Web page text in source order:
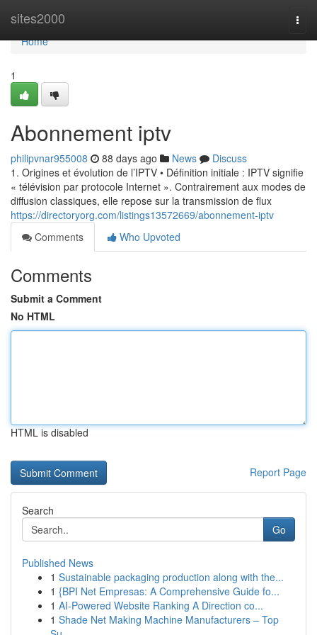
sites2000
Home
Home
1
Abonnement iptv
philipvnar955008 88 days ago News
Discuss
1. Origines et évolution de l’IPTV • Définition initiale : IPTV signifie
« télévision par protocole Internet ». Contrairement aux modes de
diffusion classiques, elle repose sur la transmission de flux
https://directoryorg.com/listings13572669/abonnement-iptv
Comments
Who Upvoted
Comments
Submit a Comment
No HTML
HTML is disabled
Report Page
Search
Go
Published News
1 Sustainable packaging production along with the...
1 {BPI Net Empresas: A Comprehensive Guide fo...
1 AI-Powered Website Ranking A Direction co...
1 Shade Net Making Machine Manufacturers – Top